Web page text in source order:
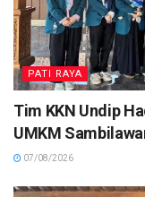
PATI RAYA
Tim KKN Undip
UMKM
07/08/2026